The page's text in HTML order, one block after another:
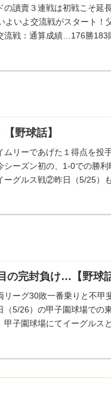
讀賣３連戦は初戦こそ延
よいよ交流戦がスタート！
流戦：通算成績…176勝183
野球話】
リーであげた１得点を投
ーズン初の、1-0での勝利
ーグルス戦②昨日（5/25）も
の完封負け…【野球話
ーグ30敗一番乗りと不甲
5/26）の甲子園球場での
子園球場にてイーグルス